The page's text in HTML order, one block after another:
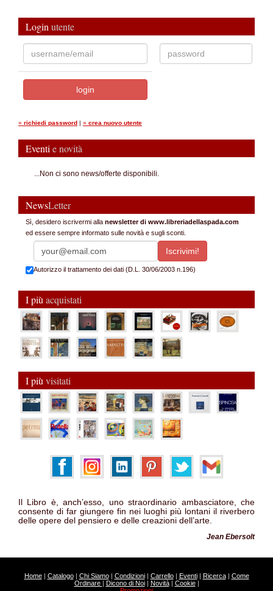
Login utente
» richiedi password | » crea nuovo utente
Eventi e novità
...Non ci sono news/offerte disponibili.
NewsLetter
Sì, desidero iscrivermi alla newsletter di www.libreriadellaspada.com
ed essere sempre informato sulle novità e sugli sconti.
Autorizzo il trattamento dei dati (D.L. 30/06/2003 n.196)
I più acquistati
I più visitati
Il Libro è, anch’esso, uno straordinario ambasciatore, che
consente di far giungere fin nei luoghi più lontani il riverbero
delle opere del pensiero e delle creazioni dell’arte.
Jean Ebersolt
Home| Catalogo| Chi Siamo| Condizioni| Carrello| Eventi| Ricerca| Come
Ordinare | Dicono di Noi| Novità| Cookie|